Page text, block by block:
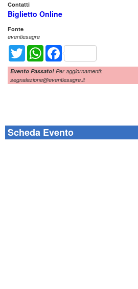
Contatti
Biglietto Online
Fonte
eventiesagre
Twitter WhatsAppFacebook
Evento Passato! Per aggiornamenti:
segnalazione@eventiesagre.it
Scheda Evento